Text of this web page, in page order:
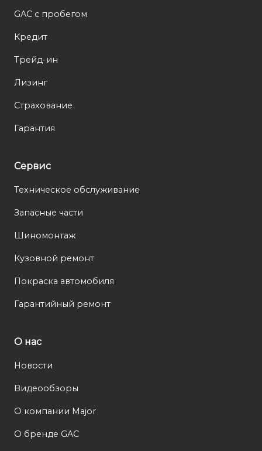
GAC с пробегом
Кредит
Трейд-ин
Лизинг
Страхование
Гарантия
Сервис
Техническое обслуживание
Запасные части
Шиномонтаж
Кузовной ремонт
Покраска автомобиля
Гарантийный ремонт
О нас
Новости
Видеообзоры
О компании Major
О бренде GAC